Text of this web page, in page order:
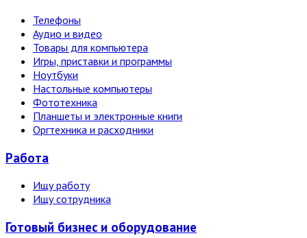
Телефоны
Аудио и видео
Товары для компьютера
Игры, приставки и программы
Ноутбуки
Настольные компьютеры
Фототехника
Планшеты и электронные книги
Оргтехника и расходники
Работа
Ищу работу
Ищу сотрудника
Готовый бизнес и оборудование